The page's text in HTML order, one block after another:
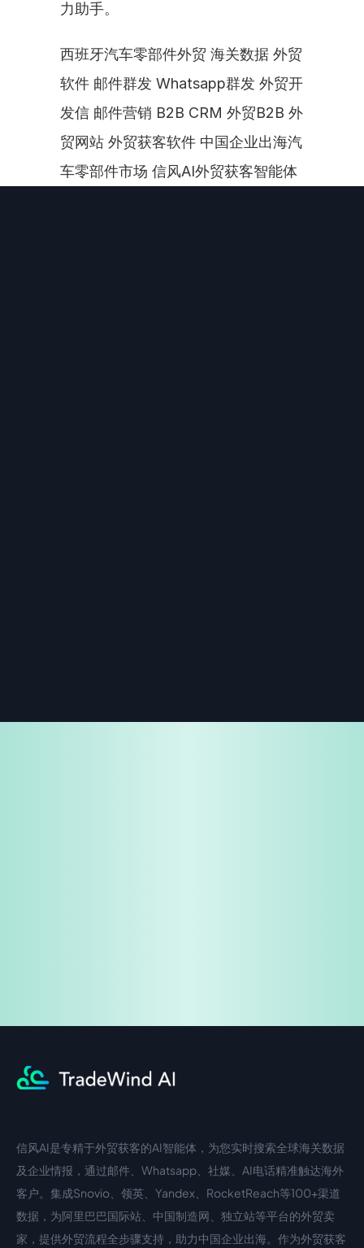
力助手。
西班牙汽车零部件外贸 海关数据 外贸
软件 邮件群发 Whatsapp群发 外贸开
发信 邮件营销 B2B CRM 外贸B2B 外
贸网站 外贸获客软件 中国企业出海汽
车零部件市场 信风AI外贸获客智能体
中文入口
信风AI是专精于外贸获客的AI智能体，为您实时搜索全球海关数据
及企业情报，通过邮件、Whatsapp、社媒、AI电话精准触达海外
客户。集成Snovio、领英、Yandex、RocketReach等100+渠道
数据，为阿里巴巴国际站、中国制造网、独立站等平台的外贸卖
家，提供外贸流程全步骤支持，助力中国企业出海。作为外贸获客